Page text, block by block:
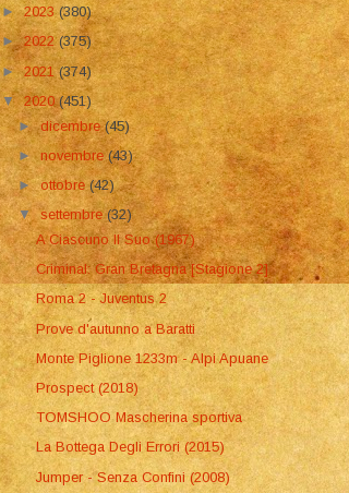
►2023(380)
►2022 (375)
►2021(374)
▼2020(451)
►dicembre(45)
►novembre(43)
►ottobre(42)
▼settembre(32)
A Ciascuno Il Suo (1967)
Criminal: Gran Bretagna [Stagione 2]
Roma 2 - Juventus 2
Prove d'autunno a Baratti
Monte Piglione 1233m - Alpi Apuane
Prospect (2018)
TOMSHOO Mascherina sportiva
La Bottega Degli Errori (2015)
Jumper - Senza Confini (2008)